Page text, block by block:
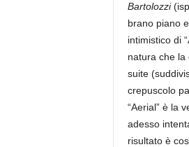
Bartolozzi
brano piano
intimistico di
natura che la
suite
crepuscolo
“Aerial” è la
adesso
risultato è